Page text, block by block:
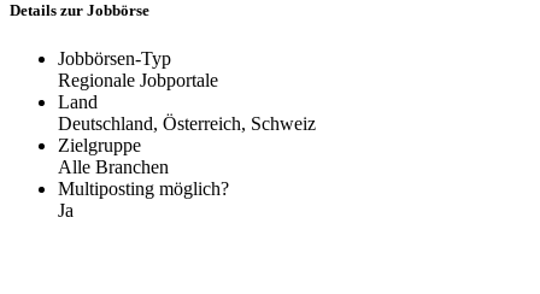
Details zur Jobbörse
Jobbörsen-Typ
Regionale Jobportale
Land
Deutschland, Österreich, Schweiz
Zielgruppe
Alle Branchen
Multiposting möglich?
Ja